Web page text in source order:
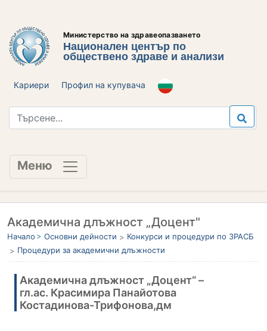
Министерство на здравеопазването
Национален център по
обществено здраве и анализи
Кариери Профил на купувача
Меню
Академична длъжност „Доцент"
Начало Основни дейности
Конкурси и процедури по ЗРАСБ
Процедури за академични длъжности
Академична длъжност „Доцент“ –
гл.ас. Красимира Панайотова
Костадинова-Трифонова,дм